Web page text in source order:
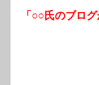
「○○氏のブログ